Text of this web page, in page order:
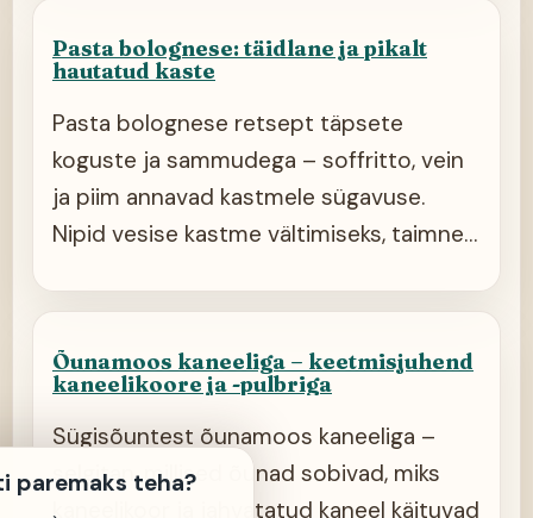
Pasta bolognese: täidlane ja pikalt
hautatud kaste
Pasta bolognese retsept täpsete
koguste ja sammudega – soffritto, vein
ja piim annavad kastmele sügavuse.
Nipid vesise kastme vältimiseks, taimne
Õunamoos kaneeliga – keetmisjuhend
kaneelikoore ja -pulbriga
Sügisõuntest õunamoos kaneeliga –
selgitan, millised õunad sobivad, miks
kaneelikoor ja jahvatatud kaneel käituvad
paremaks teha?